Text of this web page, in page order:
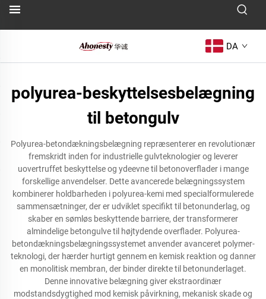
DA
polyurea-beskyttelsesbelægning
til betongulv
Polyurea-betondækningsbelægning repræsenterer en revolutionær
fremskridt inden for industrielle gulvteknologier og leverer
uovertruffet beskyttelse og ydeevne til betonoverflader i mange
forskellige anvendelser. Dette avancerede belægningssystem
kombinerer holdbarheden i polyurea-kemi med specialformulerede
sammensætninger, der er udviklet specifikt til betonunderlag, og
skaber en sømløs beskyttende barriere, der transformerer
almindelige betongulve til højtydende overflader. Polyurea-
betondækningsbelægningssystemet anvender avanceret polymer-
teknologi, der hærder hurtigt gennem en kemisk reaktion og danner
en monolitisk membran, der binder direkte til betonunderlaget.
Denne innovative belægning giver ekstraordinær
modstandsdygtighed mod kemisk påvirkning, mekanisk skade og